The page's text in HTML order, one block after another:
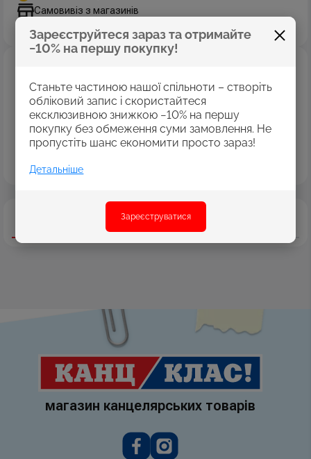
Зареєструйтеся зараз та отримайте
−10% на першу покупку!
Станьте частиною нашої спільноти – створіть
обліковий запис і скористайтеся
ексклюзивною знижкою −10% на першу
покупку без обмеження суми замовлення. Не
пропустіть шанс економити просто зараз!
Детальніше
Зареєструватися
Самовивіз з магазинів
Оплата картками Visa
MasterCard
Оплата коштами програми «Пакунок школяра»
Накладений платіж
Безготівковий розрахунок
Дізнатись більше
магазин канцелярських товарів